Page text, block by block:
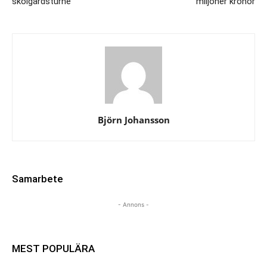
Björn Johansson
Samarbete
- Annons -
MEST POPULÄRA